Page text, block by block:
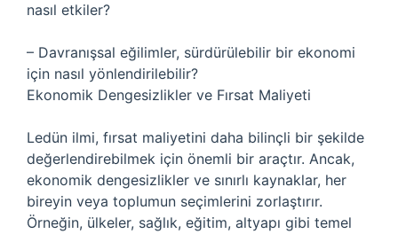
nasıl etkiler?
– Davranışsal eğilimler, sürdürülebilir bir ekonomi
için nasıl yönlendirilebilir?
Ekonomik Dengesizlikler ve Fırsat Maliyeti
Ledün ilmi, fırsat maliyetini daha bilinçli bir şekilde
değerlendirebilmek için önemli bir araçtır. Ancak,
ekonomik dengesizlikler ve sınırlı kaynaklar, her
bireyin veya toplumun seçimlerini zorlaştırır.
Örneğin, ülkeler, sağlık, eğitim, altyapı gibi temel